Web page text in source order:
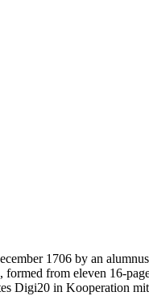
1706 by an
from eleven 16-
Digi20 in Kooperation